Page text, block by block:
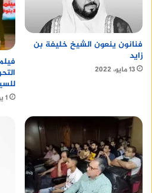
فنانون ينعون الشيخ خليفة بن
زايد
13 مايو، 2022
1 يونيو، 2022